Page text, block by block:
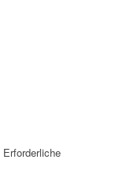
Erforderliche